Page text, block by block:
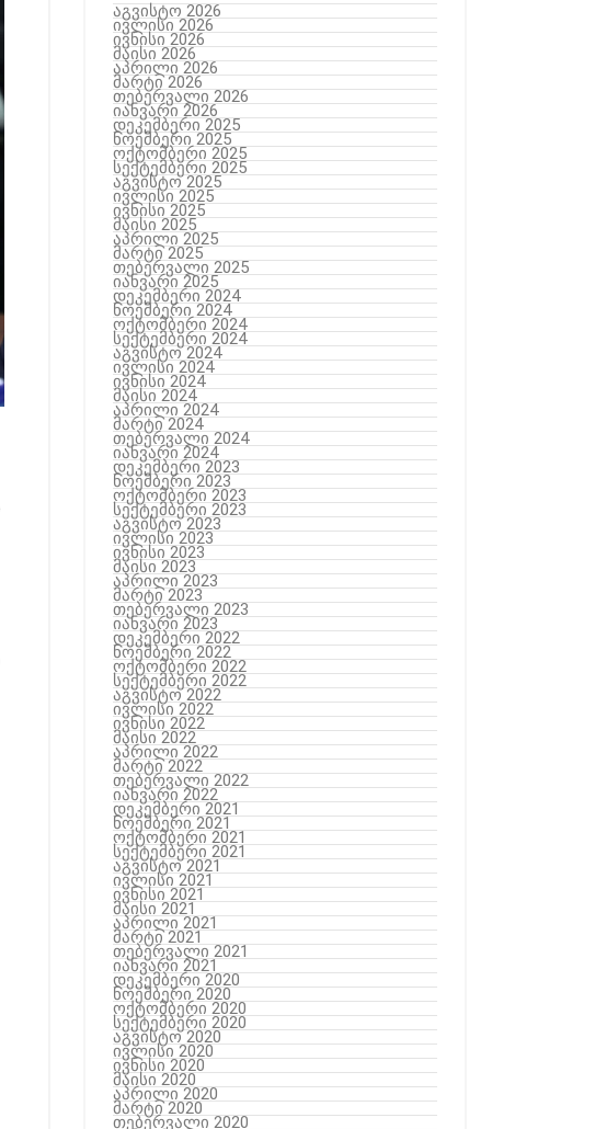
აგვისტო 2026
ივლისი 2026
ივნისი 2026
მაისი 2026
აპრილი 2026
მარტი 2026
თებერვალი 2026
იანვარი 2026
დეკემბერი 2025
ნოემბერი 2025
ოქტომბერი 2025
სექტემბერი 2025
აგვისტო 2025
ივლისი 2025
ივნისი 2025
მაისი 2025
აპრილი 2025
მარტი 2025
თებერვალი 2025
იანვარი 2025
დეკემბერი 2024
ნოემბერი 2024
ოქტომბერი 2024
სექტემბერი 2024
აგვისტო 2024
ივლისი 2024
ივნისი 2024
მაისი 2024
აპრილი 2024
მარტი 2024
თებერვალი 2024
იანვარი 2024
დეკემბერი 2023
ნოემბერი 2023
ოქტომბერი 2023
სექტემბერი 2023
აგვისტო 2023
ივლისი 2023
ივნისი 2023
მაისი 2023
აპრილი 2023
მარტი 2023
თებერვალი 2023
იანვარი 2023
დეკემბერი 2022
ნოემბერი 2022
ოქტომბერი 2022
სექტემბერი 2022
აგვისტო 2022
ივლისი 2022
ივნისი 2022
მაისი 2022
აპრილი 2022
მარტი 2022
თებერვალი 2022
იანვარი 2022
დეკემბერი 2021
ნოემბერი 2021
ოქტომბერი 2021
სექტემბერი 2021
აგვისტო 2021
ივლისი 2021
ივნისი 2021
მაისი 2021
აპრილი 2021
მარტი 2021
თებერვალი 2021
იანვარი 2021
დეკემბერი 2020
ნოემბერი 2020
ოქტომბერი 2020
სექტემბერი 2020
აგვისტო 2020
ივლისი 2020
ივნისი 2020
მაისი 2020
აპრილი 2020
მარტი 2020
თებერვალი 2020